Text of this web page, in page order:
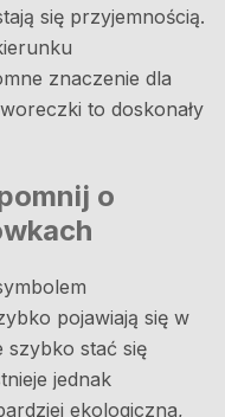
się przyjemnością.
znaczenie dla
to doskonały
o
pojawiają się w
szybko stać się
jednak
ekologiczna,